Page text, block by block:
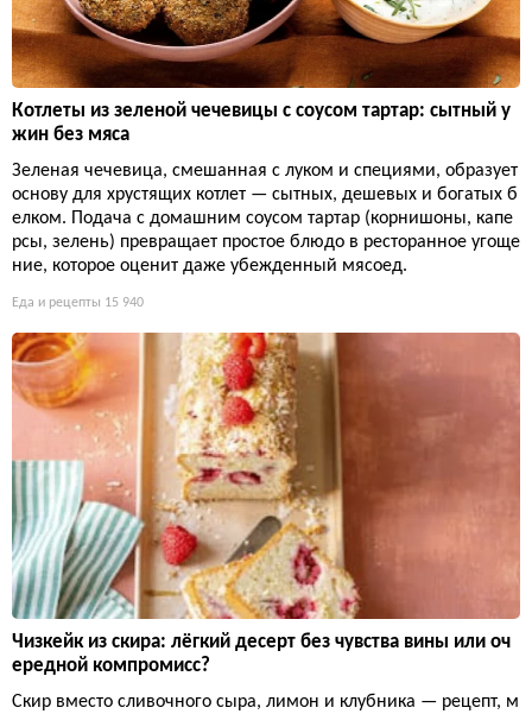
Котлеты из зеленой чечевицы с соусом тартар: сытный у
жин без мяса
Зеленая чечевица, смешанная с луком и специями, образует
основу для хрустящих котлет — сытных, дешевых и богатых б
елком. Подача с домашним соусом тартар (корнишоны, капе
рсы, зелень) превращает простое блюдо в ресторанное угоще
ние, которое оценит даже убежденный мясоед.
Еда и рецепты 15 940
Чизкейк из скира: лёгкий десерт без чувства вины или оч
ередной компромисс?
Скир вместо сливочного сыра, лимон и клубника — рецепт, м